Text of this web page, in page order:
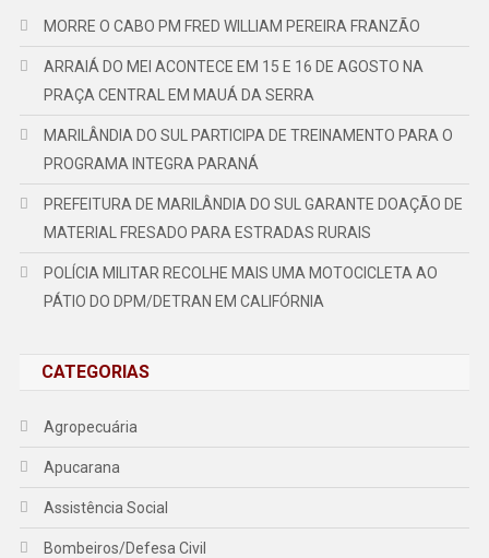
MORRE O CABO PM FRED WILLIAM PEREIRA FRANZÃO
ARRAIÁ DO MEI ACONTECE EM 15 E 16 DE AGOSTO NA
PRAÇA CENTRAL EM MAUÁ DA SERRA
MARILÂNDIA DO SUL PARTICIPA DE TREINAMENTO PARA O
PROGRAMA INTEGRA PARANÁ
PREFEITURA DE MARILÂNDIA DO SUL GARANTE DOAÇÃO DE
MATERIAL FRESADO PARA ESTRADAS RURAIS
POLÍCIA MILITAR RECOLHE MAIS UMA MOTOCICLETA AO
PÁTIO DO DPM/DETRAN EM CALIFÓRNIA
CATEGORIAS
Agropecuária
Apucarana
Assistência Social
Bombeiros/Defesa Civil